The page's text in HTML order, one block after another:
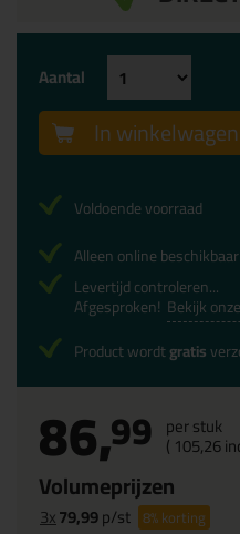
86,99 per stuk
( 105,26
Volumeprijzen
3x79,99p/st 8%korting
Aantal
In winkelwagen
Voldoende voorraad
Alleen online beschikbaar
Levertijd controleren...
Afgesproken! Bekijk
Product wordtgratis